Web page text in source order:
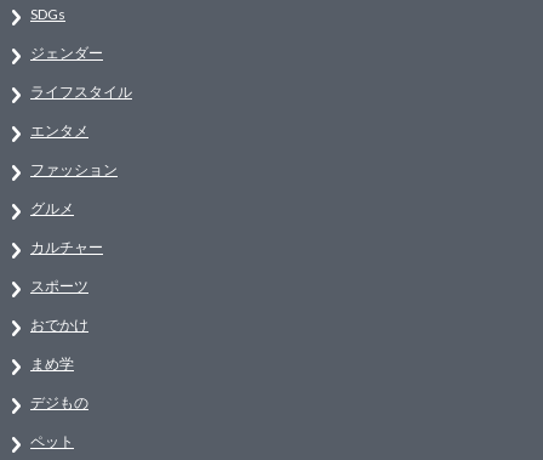
SDGs
ジェンダー
ライフスタイル
エンタメ
ファッション
グルメ
カルチャー
スポーツ
おでかけ
まめ学
デジもの
ペット